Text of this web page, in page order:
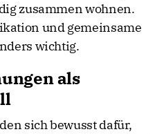
zusammen wohnen.
und gemeinsame
wichtig.
als
sich bewusst dafür,